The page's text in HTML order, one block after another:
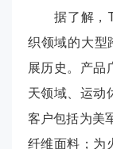
据了解，
织领域的大型
展历史。产品
天领域、运动
客户包括为美
纤维面料；为